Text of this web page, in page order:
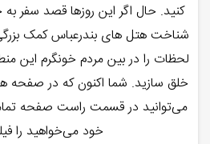
کنید. حال اگر این روزها قصد سفر به
شناخت هتل‌ های بندرعباس کمک
لحظات را در بین مردم خونگرم این
خلق سازید. شما اکنون که در صفحه
می‌توانید در قسمت راست صفحه
خود می‌خواهید را